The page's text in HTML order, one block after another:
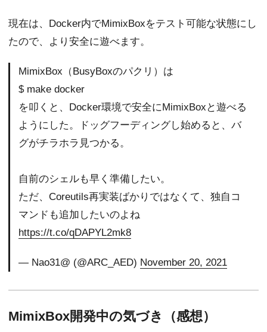
現在は、Docker内でMimixBoxをテスト可能な状態にし
たので、より安全に遊べます。
MimixBox（BusyBoxのパクリ）は
$ make docker
を叩くと、Docker環境で安全にMimixBoxと遊べる
ようにした。ドッグフーディングし始めると、バ
グがチラホラ見つかる。
自前のシェルも早く準備したい。
ただ、Coreutils再実装ばかりではなくて、独自コ
マンドも追加したいのよね
https://t.co/qDAPYL2mk8
— Nao31@ (@ARC_AED) November 20, 2021
MimixBox開発中の気づき（感想）